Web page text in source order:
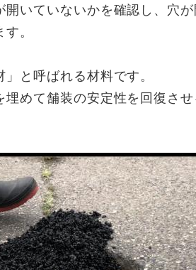
いていないかを確認し、穴
。
と呼ばれる材料です。
めて舗装の安定性を回復さ